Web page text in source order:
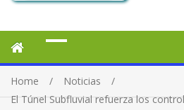
Home
Noticias
El Túnel Subfluvial refuerza los